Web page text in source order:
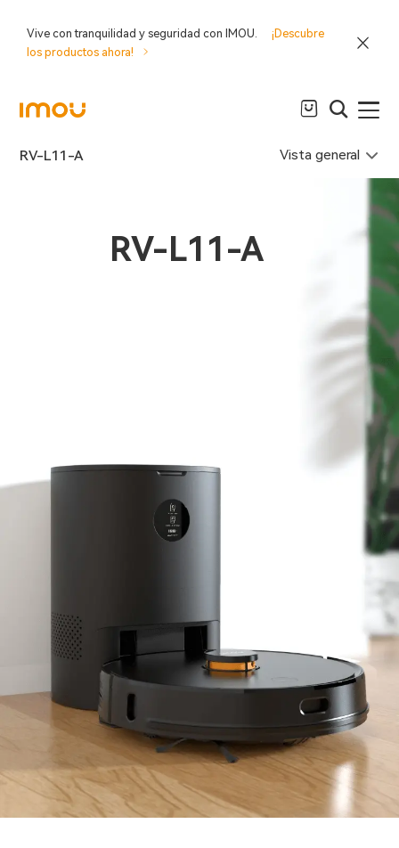
Vive con tranquilidad y seguridad con IMOU.
¡Descubre
los productos ahora!
RV-L11-A Vista general
RV-L11-A